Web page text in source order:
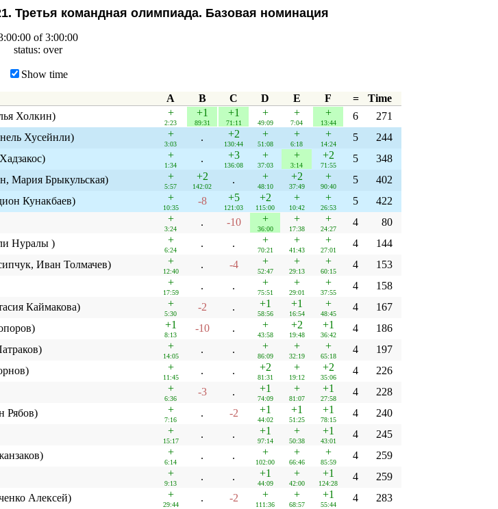
Третья командная олимпиада. Базовая номинация
of 3:00:00
status: over
Show time
A B C D E F =
Time
Холкин) +
2:23
+1
89:31
+1
71:11
+
49:09
+
7:04
+
13:44
6
271
Хусейнли) +
3:03
. +2
130:44
+
51:08
+
6:18
+
14:24
5
244
+
1:34
. +3
136:08
+
37:03
+
3:14
+2
71:55
5
348
Мария Брыкульская) +
5:57
+2
142:02
. +
48:10
+2
37:49
+
90:40
5
402
Кунакбаев) +
10:35
-8 +5
121:03
+2
115:00
+
10:42
+
26:53
5
422
+
3:24
. -10 +
36:00
+
17:38
+
24:27
4
80
Нуралы ) +
6:24
. . +
70:21
+
41:43
+
27:01
4
144
Иван Толмачев) +
12:40
. -4 +
52:47
+
29:13
+
60:15
4
153
+
17:59
. . +
75:51
+
29:01
+
37:55
4
158
Каймакова) +
5:30
-2 . +1
58:56
+1
16:54
+
48:45
4
167
+1
8:13
-10 . +
43:58
+2
19:48
+1
36:42
4
186
+
14:05
. . +
86:09
+
32:19
+
65:18
4
197
+
11:45
. . +2
81:31
+
19:12
+2
35:06
4
226
+
6:36
-3 . +1
74:09
+
81:07
+1
27:58
4
228
Рябов) +
7:16
. -2 +1
44:02
+1
51:25
+1
78:15
4
240
+
15:17
. . +1
97:14
+
50:38
+1
43:01
4
245
+
6:14
. . +
102:00
+
66:46
+
85:59
4
259
+
9:13
. . +1
44:09
+
42:00
+1
124:28
4
259
Алексей) +
29:44
. -2 +
111:36
+
68:57
+1
55:44
4
283